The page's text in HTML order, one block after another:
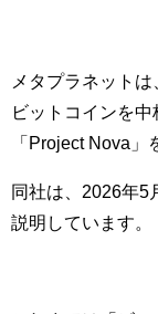
メタプラネット
ビットコインを
「Project Nova」
同社は、2026年5
説明しています。